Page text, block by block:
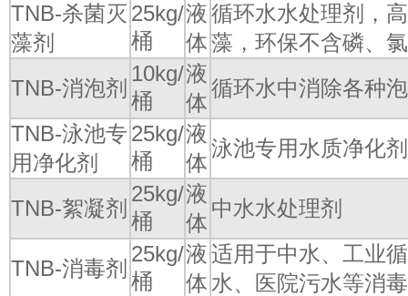
TNB-杀菌灭
藻剂
25kg/
桶
液
体
循环水水处理剂，
藻，环保不含磷、
TNB-消泡剂
10kg/
桶
液
体
循环水中消除各种
TNB-泳池专
用净化剂
25kg/
桶
液
体
泳池专用水质净化剂
TNB-絮凝剂
25kg/
桶
液
体
中水水处理剂
TNB-消毒剂
25kg/
桶
液
体
适用于中水、工业
水、医院污水等消